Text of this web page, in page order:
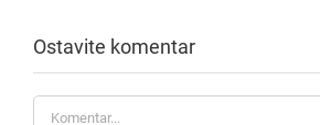
Ostavite komentar